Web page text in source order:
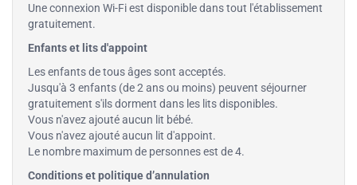
Une connexion Wi-Fi est disponible dans tout l'établissement
gratuitement.
Enfants et lits d'appoint
Les enfants de tous âges sont acceptés.
Jusqu'à 3 enfants (de 2 ans ou moins) peuvent séjourner
gratuitement s'ils dorment dans les lits disponibles.
Vous n'avez ajouté aucun lit bébé.
Vous n'avez ajouté aucun lit d'appoint.
Le nombre maximum de personnes est de 4.
Conditions et politique d’annulation